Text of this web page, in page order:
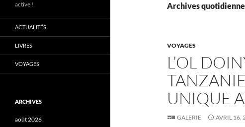
Archives
VOYAGES
L’OL
UNIQUE
GALERIE AVRIL 16,
active !
ACTUALITÉS
LIVRES
VOYAGES
ARCHIVES
août 2026